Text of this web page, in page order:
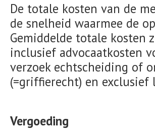
De totale kosten van de
de snelheid waarmee de
Gemiddelde totale kosten
inclusief advocaatkosten
verzoek echtscheiding of
(=griffierecht) en exclusief
Vergoeding